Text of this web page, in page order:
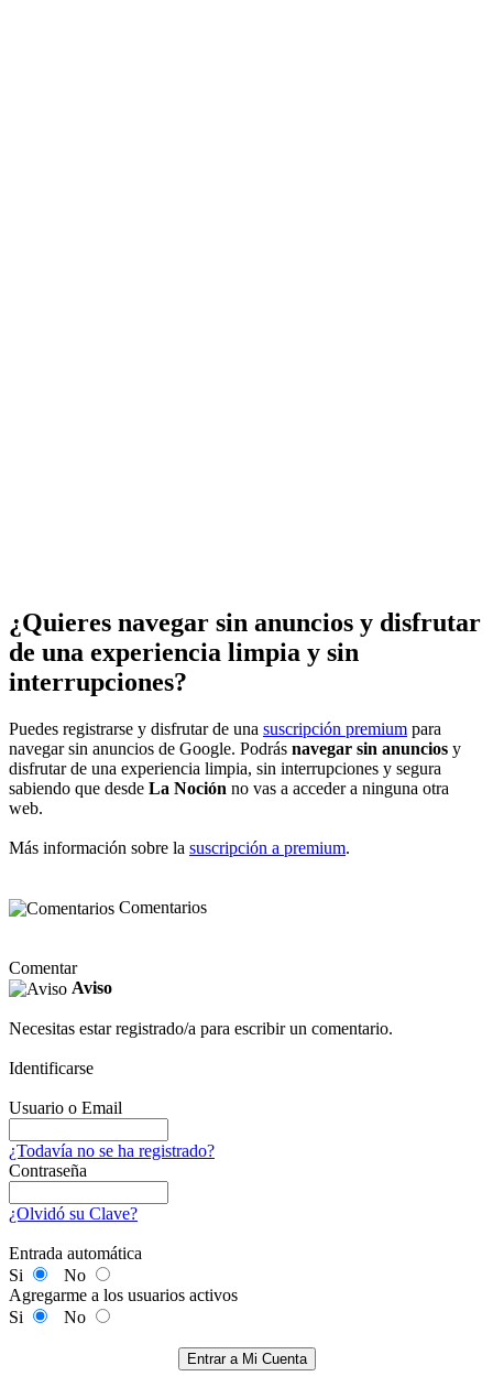
¿Quieres navegar sin anuncios y disfrutar
de una experiencia limpia y sin
interrupciones?
Puedes registrarse y disfrutar de una suscripción premium para
navegar sin anuncios de Google. Podrás navegar sin anuncios y
disfrutar de una experiencia limpia, sin interrupciones y segura
sabiendo que desde La Noción no vas a acceder a ninguna otra
web.
Más información sobre la suscripción a premium.
Comentarios
Comentar
Aviso
Necesitas estar registrado/a para escribir un comentario.
Identificarse
Usuario o Email
¿Todavía no se ha registrado?
Contraseña
¿Olvidó su Clave?
Entrada automática
Si
No
Agregarme a los usuarios activos
Si
No
Entrar a Mi Cuenta